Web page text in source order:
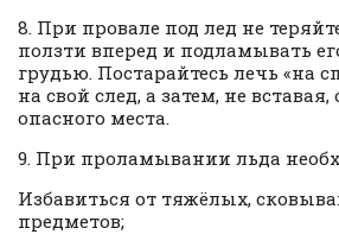
8. При провале под лед не
ползти вперед и подламывать
грудью. Постарайтесь лечь «на
на свой след, а затем, не
опасного места.
9. При проламывании льда
Избавиться от тяжёлых,
предметов;